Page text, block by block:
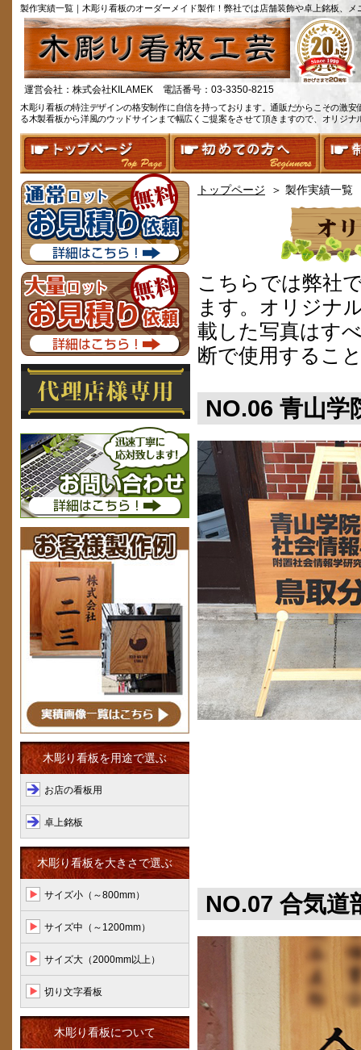
製作実績一覧｜木彫り看板のオーダーメイド製作！弊社では店舗装飾や卓上銘板、
運営会社：株式会社KILAMEK 電話番号：03-3350-8215
木彫り看板の特注デザインの格安制作に自信を持っております。通販だからこその激
る木製看板から洋風のウッドサインまで幅広くご提案をさせて頂きますので、オリジ
トップページ ＞ 製作実績一覧
こちらでは弊社
ます。オリジナ
載した写真はす
断で使用するこ
NO.06 青山学
NO.07 合気道
木彫り看板を用途で選ぶ
お店の看板用
卓上銘板
木彫り看板を大きさで選ぶ
サイズ小（～800mm）
サイズ中（～1200mm）
サイズ大（2000mm以上）
切り文字看板
木彫り看板について